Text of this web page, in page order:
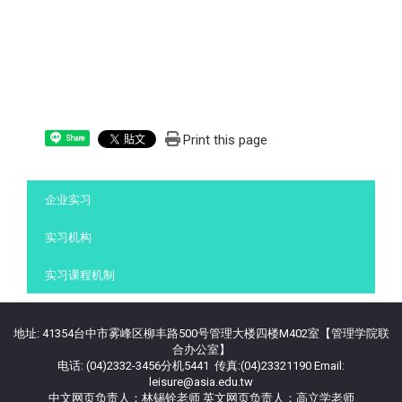
Share Print this page
企业实习
实习机构
实习课程机制
地址: 41354台中市雾峰区柳丰路500号管理大楼四楼M402室【管理学院联
合办公室】
电话: (04)2332-3456分机5441 传真:(04)23321190 Email:
leisure@asia.edu.tw
中文网页负责人：林锡铨老师 英文网页负责人：高立学老师